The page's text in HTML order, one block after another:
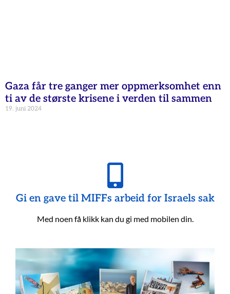
Gaza får tre ganger mer oppmerksomhet enn
ti av de største krisene i verden til sammen
19. juni 2024
Gi en gave til MIFFs arbeid for Israels sak
Med noen få klikk kan du gi med mobilen din.